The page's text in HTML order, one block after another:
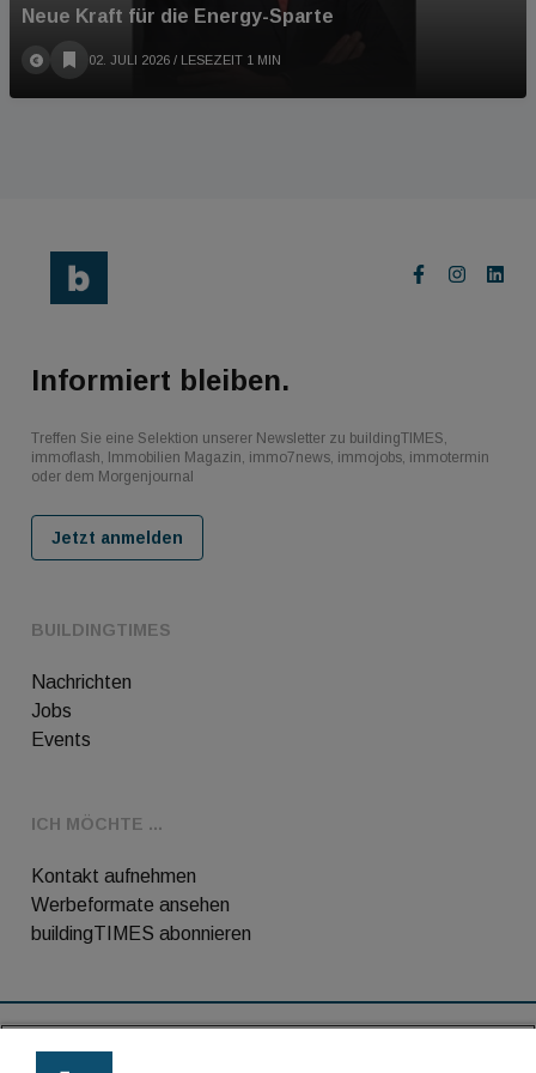
Neue Kraft für die Energy-Sparte
02. JULI 2026 / LESEZEIT 1 MIN
BUILDINGTIMES
Nachrichten
Jobs
Events
ICH MÖCHTE ...
Kontakt aufnehmen
Werbeformate ansehen
buildingTIMES abonnieren
Informiert bleiben.
Treffen Sie eine Selektion unserer Newsletter zu buildingTIMES,
immoflash, Immobilien Magazin, immo7news, immojobs, immotermin
oder dem Morgenjournal
Jetzt anmelden